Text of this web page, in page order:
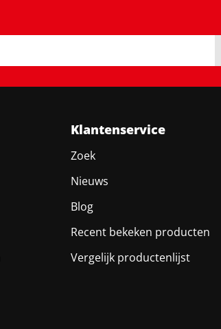
Klantenservice
Zoek
Nieuws
Blog
Recent bekeken producten
Vergelijk productenlijst